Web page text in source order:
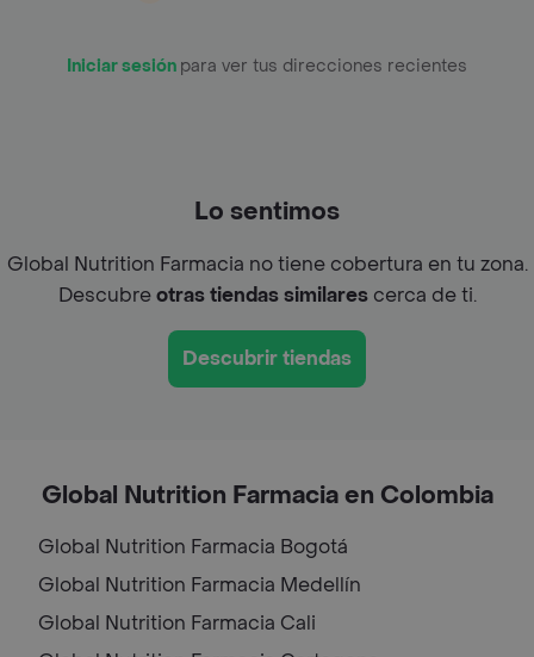
Iniciar sesión para ver tus direcciones recientes
Lo sentimos
Global Nutrition Farmacia no tiene cobertura en tu zona.
Descubreotras tiendas similarescerca de ti.
Descubrir tiendas
Global Nutrition Farmacia en Colombia
Global Nutrition Farmacia Bogotá
Global Nutrition Farmacia Medellín
Global Nutrition Farmacia Cali